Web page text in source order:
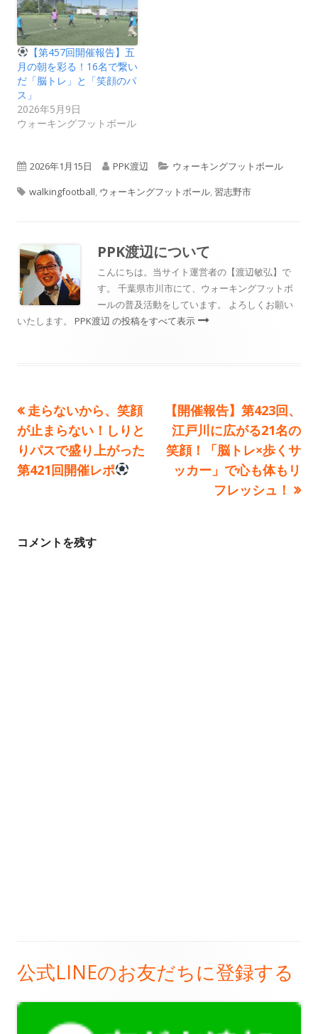
【第457回開催報告】五
月の朝を彩る！16名で繋い
だ「脳トレ」と「笑顔のパ
ス」
2026年5月9日
ウォーキングフットボール
公
開
2026年1月15日
作
成
PPK渡辺
カ
テ
ー
ウォーキングフットボール
タ
walkingfootball ウォーキングフットボール 習志野市
PPK渡辺について
こんにちは。当サイト運営者の【渡辺敏弘】で
す。 千葉県市川市にて、ウォーキングフットボ
ールの普及活動をしています。 よろしくお願い
いたします。 PPK渡辺 の投稿をすべて表示
投
稿
ナ
ゲ
前
の
記
事:
走らないから、笑顔
が止まらない！しりと
りパスで盛り上がった
第421回開催レポ
次
の
記
事:
【開催報告】第423回、
江戸川に広がる21名の
笑顔！「脳トレ×歩くサ
ッカー」で心も体もリ
フレッシュ！
コメントを残す
メ
イ
公式LINEのお友だちに登録する